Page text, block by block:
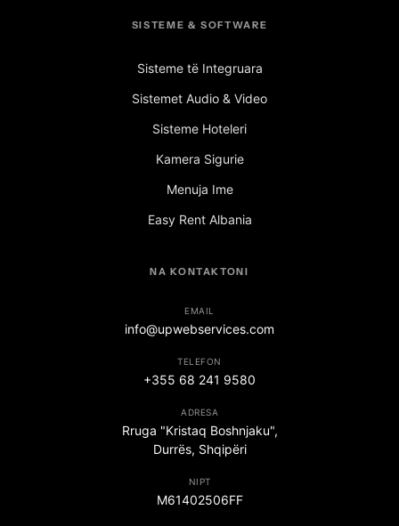
SISTEME & SOFTWARE
Sisteme të Integruara
Sistemet Audio & Video
Sisteme Hoteleri
Kamera Sigurie
Menuja Ime
Easy Rent Albania
NA KONTAKTONI
EMAIL
info@upwebservices.com
TELEFON
+355 68 241 9580
ADRESA
Rruga "Kristaq Boshnjaku",
Durrës, Shqipëri
NIPT
M61402506FF